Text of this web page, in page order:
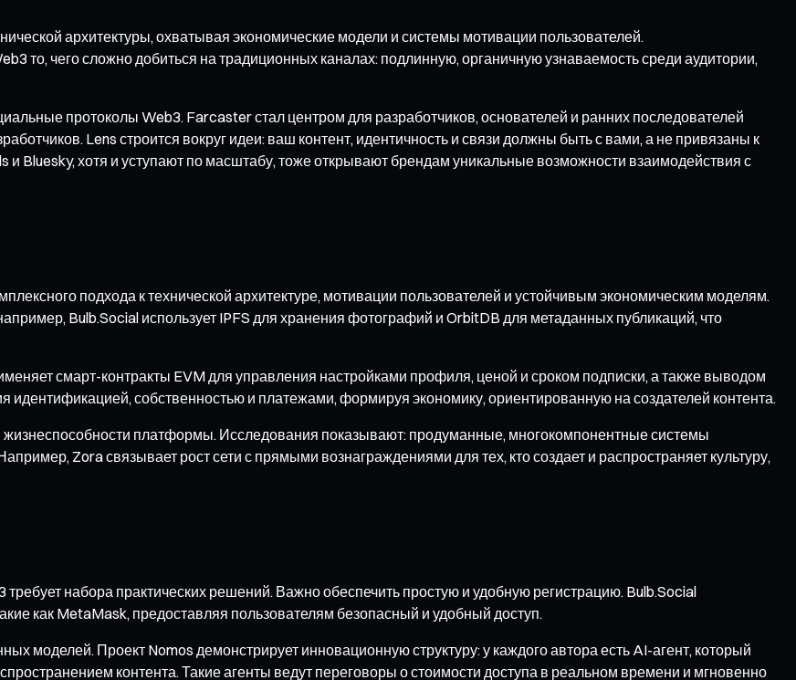
архитектуры, охватывая экономические модели и системы мотивации пользователей.
то, чего сложно добиться на традиционных каналах: подлинную, органичную узнаваемость среди аудитории,
протоколы Web3. Farcaster стал центром для разработчиков, основателей и ранних последователей
Lens строится вокруг идеи: ваш контент, идентичность и связи должны быть с вами, а не привязаны к
Bluesky, хотя и уступают по масштабу, тоже открывают брендам уникальные возможности взаимодействия с
подхода к технической архитектуре, мотивации пользователей и устойчивым экономическим моделям.
Bulb.Social использует IPFS для хранения фотографий и OrbitDB для метаданных публикаций, что
смарт-контракты EVM для управления настройками профиля, ценой и сроком подписки, а также выводом
идентификацией, собственностью и платежами, формируя экономику, ориентированную на создателей контента.
платформы. Исследования показывают: продуманные, многокомпонентные системы
Zora связывает рост сети с прямыми вознаграждениями для тех, кто создает и распространяет культуру,
набора практических решений. Важно обеспечить простую и удобную регистрацию. Bulb.Social
как MetaMask, предоставляя пользователям безопасный и удобный доступ.
моделей. Проект Nomos демонстрирует инновационную структуру: у каждого автора есть AI-агент, который
контента. Такие агенты ведут переговоры о стоимости доступа в реальном времени и мгновенно